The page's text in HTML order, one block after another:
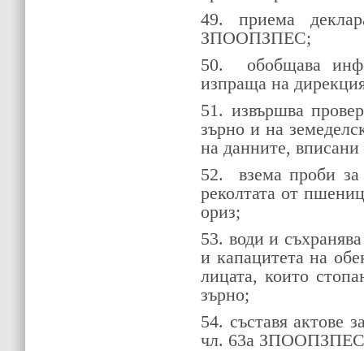
49. приема
ЗПООПЗПЕС;
50.
обобщава
изпраща на
51. извършва
зърно и на
на данните,
52.
взема проби за
реколтата от
ориз;
53. води и
и капацитета на
лицата, които
зърно;
54. съставя актове
чл. 63а